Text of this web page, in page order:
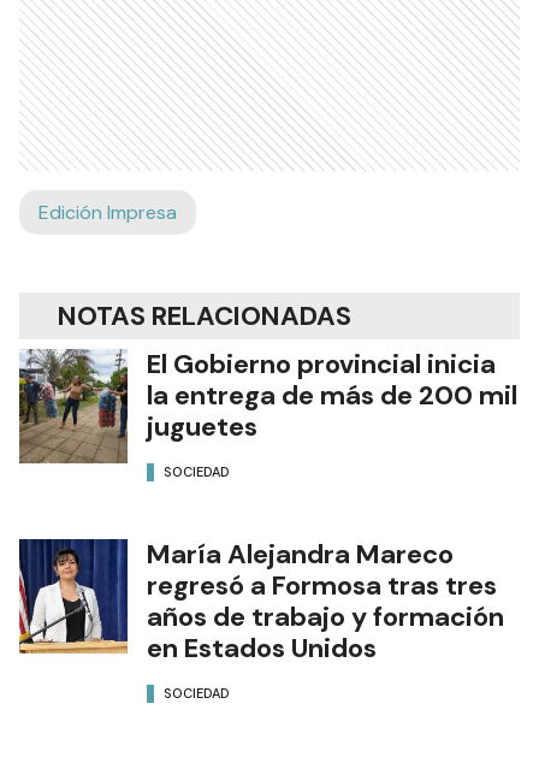
Edición Impresa
NOTAS RELACIONADAS
El Gobierno provincial inicia
la entrega de más de 200 mil
juguetes
SOCIEDAD
María Alejandra Mareco
regresó a Formosa tras tres
años de trabajo y formación
en Estados Unidos
SOCIEDAD